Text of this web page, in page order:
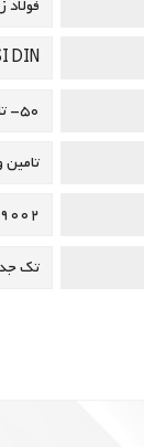
DIN(آلمان)
50- تا 1000+
تامین
تک